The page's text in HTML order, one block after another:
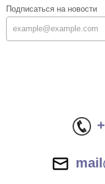
Подписаться на новости